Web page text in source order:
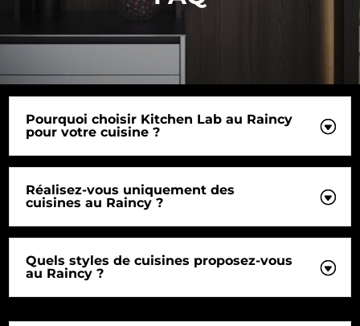
Pourquoi choisir Kitchen Lab au Raincy
pour votre cuisine ?
Réalisez-vous uniquement des
cuisines au Raincy ?
Quels styles de cuisines proposez-vous
au Raincy ?